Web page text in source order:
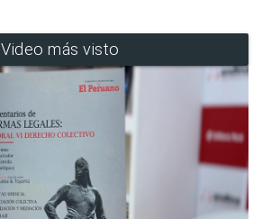
Video más visto